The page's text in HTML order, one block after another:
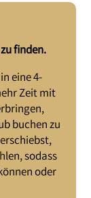
finden.
eine 4-
Zeit mit
buchen zu
sodass
oder